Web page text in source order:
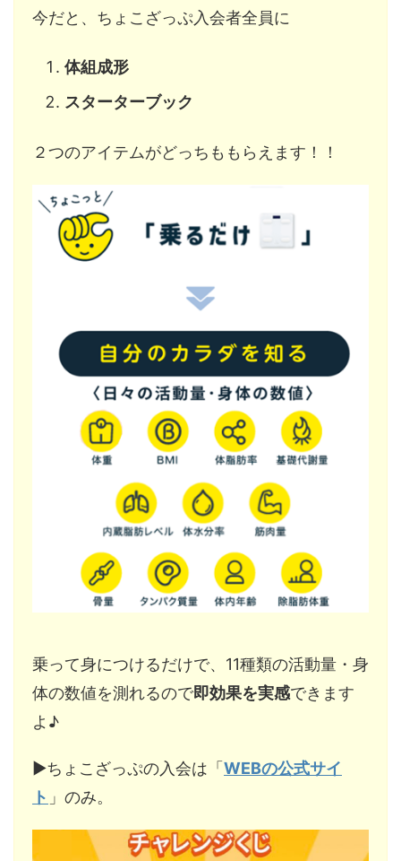
今だと、ちょこざっぷ入会者全員に
体組成形
スターターブック
２つのアイテムがどっちももらえます！！
乗って身につけるだけで、11種類の活動量・身
体の数値を測れるので即効果を実感できます
よ♪
▶︎ちょこざっぷの入会は「 WEBの公式サイ
ト 」のみ。